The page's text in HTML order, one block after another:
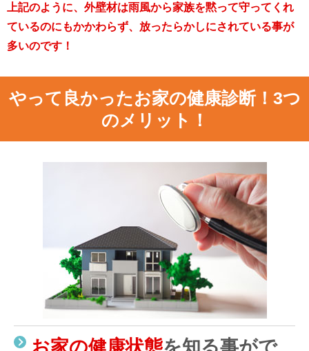
上記のように、外壁材は雨風から家族を黙って守ってくれ
ているのにもかかわらず、放ったらかしにされている事が
多いのです！
やって良かったお家の健康診断！3つ
のメリット！
お家の健康状態を知る事がで